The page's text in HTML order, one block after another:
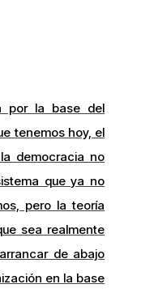
por la base del
tenemos hoy, el
democracia no
que ya no
pero la teoría
sea realmente
de abajo
en la base